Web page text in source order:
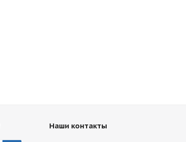
Наши контакты